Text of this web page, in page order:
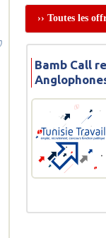
›› Toutes les
Bamb Call